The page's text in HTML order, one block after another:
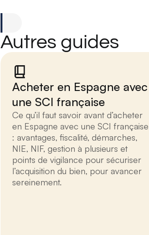
Autres guides
Acheter en Espagne avec
une SCI française
Ce qu’il faut savoir avant d’acheter
en Espagne avec une SCI française
: avantages, fiscalité, démarches,
NIE, NIF, gestion à plusieurs et
points de vigilance pour sécuriser
l’acquisition du bien, pour avancer
sereinement.